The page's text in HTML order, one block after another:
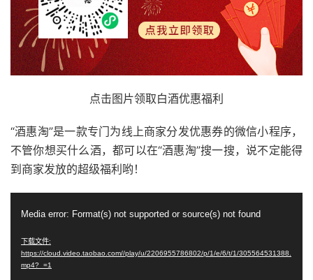
点击图片领取白酒优惠福利
“酒惠淘”是一款专门为线上商家分发优惠券的微信小程序，
不管你想买什么酒，都可以在“酒惠淘”搜一搜，说不定能得
到商家发放的超级福利哟！
Media error: Format(s) not supported or source(s) not found
下载文件:
https://cloud.video.taobao.com//play/u/2206955786802/p/1/e/6/t/1/305564531388.
mp4?_=1